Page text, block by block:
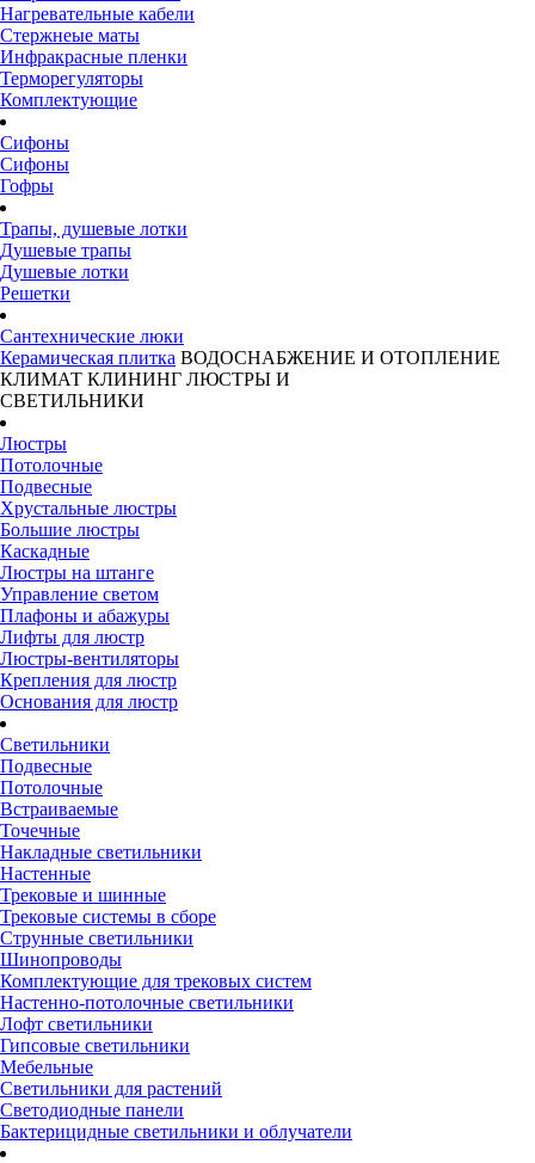
Нагревательные кабели
Стержнеые маты
Инфракрасные пленки
Терморегуляторы
Комплектующие
Сифоны
Сифоны
Гофры
Трапы, душевые лотки
Душевые трапы
Душевые лотки
Решетки
Сантехнические люки
Керамическая плитка ВОДОСНАБЖЕНИЕ И ОТОПЛЕНИЕ
КЛИМАТ КЛИНИНГ ЛЮСТРЫ И
СВЕТИЛЬНИКИ
Люстры
Потолочные
Подвесные
Хрустальные люстры
Большие люстры
Каскадные
Люстры на штанге
Управление светом
Плафоны и абажуры
Лифты для люстр
Люстры-вентиляторы
Крепления для люстр
Основания для люстр
Светильники
Подвесные
Потолочные
Встраиваемые
Точечные
Накладные светильники
Настенные
Трековые и шинные
Трековые системы в сборе
Струнные светильники
Шинопроводы
Комплектующие для трековых систем
Настенно-потолочные светильники
Лофт светильники
Гипсовые светильники
Мебельные
Светильники для растений
Светодиодные панели
Бактерицидные светильники и облучатели